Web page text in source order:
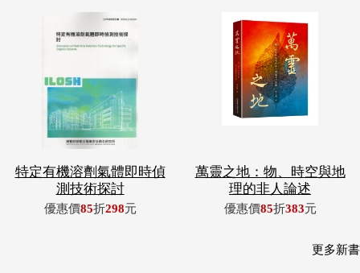
特定有機溶劑氣體即時偵
測技術探討
優惠價85折298元
萬靈之地：物、時空與地
理的非人論述
優惠價85折383元
更多新書